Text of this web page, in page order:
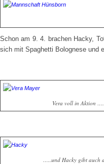
Schon am 9. 4. brachen Hacky,
sich mit Spaghetti Bolognese und
Vera voll in Aktion …..
…..und Hacky gibt auch